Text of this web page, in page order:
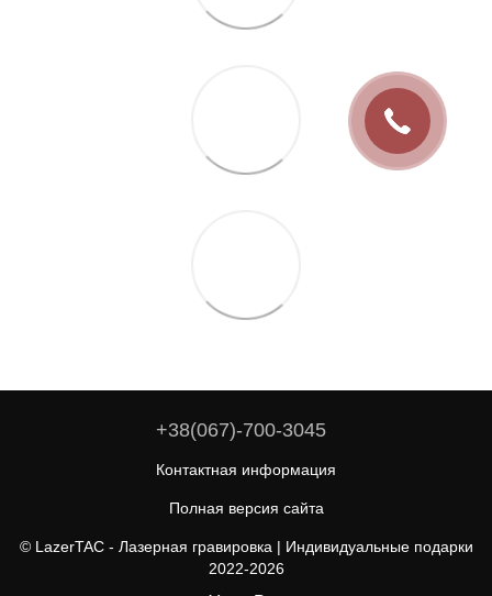
+38(067)-700-3045
Контактная информация
Полная версия сайта
© LazerTAC - Лазерная гравировка | Индивидуальные подарки
2022-2026